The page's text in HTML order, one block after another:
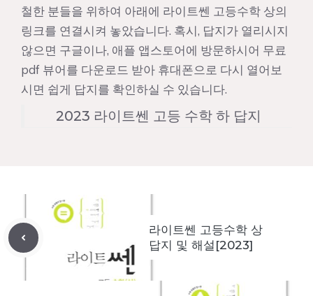
철한 분들을 위하여 아래에 라이트쎈 고등수학 상의
링크를 연결시켜 놓았습니다. 혹시, 답지가 열리시지
않으면 구글이나, 애플 앱스토어에 방문하시어 무료
pdf 뷰어를 다운로드 받아 휴대폰으로 다시 열어보
시면 쉽게 답지를 확인하실 수 있습니다.
2023 라이트쎈 고등 수학 하 답지
라이트쎈 고등수학 상
답지 및 해설[2023]